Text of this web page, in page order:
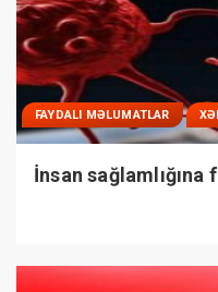
FAYDALI MƏLUMATLAR
İnsan sağlamlığına